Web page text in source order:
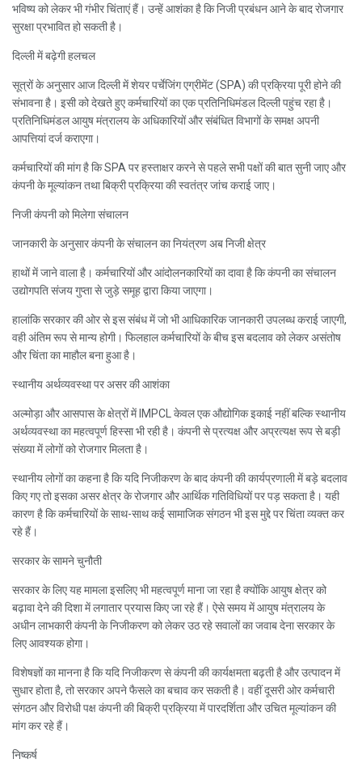
भविष्य को लेकर भी गंभीर चिंताएं हैं। उन्हें आशंका है कि निजी प्रबंधन आने के बाद रोजगार
सुरक्षा प्रभावित हो सकती है।
दिल्ली में बढ़ेगी हलचल
सूत्रों के अनुसार आज दिल्ली में शेयर पर्चेजिंग एग्रीमेंट (SPA) की प्रक्रिया पूरी होने की
संभावना है। इसी को देखते हुए कर्मचारियों का एक प्रतिनिधिमंडल दिल्ली पहुंच रहा है।
प्रतिनिधिमंडल आयुष मंत्रालय के अधिकारियों और संबंधित विभागों के समक्ष अपनी
आपत्तियां दर्ज कराएगा।
कर्मचारियों की मांग है कि SPA पर हस्ताक्षर करने से पहले सभी पक्षों की बात सुनी जाए और
कंपनी के मूल्यांकन तथा बिक्री प्रक्रिया की स्वतंत्र जांच कराई जाए।
निजी कंपनी को मिलेगा संचालन
जानकारी के अनुसार कंपनी के संचालन का नियंत्रण अब निजी क्षेत्र
हाथों में जाने वाला है। कर्मचारियों और आंदोलनकारियों का दावा है कि कंपनी का संचालन
उद्योगपति संजय गुप्ता से जुड़े समूह द्वारा किया जाएगा।
हालांकि सरकार की ओर से इस संबंध में जो भी आधिकारिक जानकारी उपलब्ध कराई जाएगी,
वही अंतिम रूप से मान्य होगी। फिलहाल कर्मचारियों के बीच इस बदलाव को लेकर असंतोष
और चिंता का माहौल बना हुआ है।
स्थानीय अर्थव्यवस्था पर असर की आशंका
अल्मोड़ा और आसपास के क्षेत्रों में IMPCL केवल एक औद्योगिक इकाई नहीं बल्कि स्थानीय
अर्थव्यवस्था का महत्वपूर्ण हिस्सा भी रही है। कंपनी से प्रत्यक्ष और अप्रत्यक्ष रूप से बड़ी
संख्या में लोगों को रोजगार मिलता है।
स्थानीय लोगों का कहना है कि यदि निजीकरण के बाद कंपनी की कार्यप्रणाली में बड़े बदलाव
किए गए तो इसका असर क्षेत्र के रोजगार और आर्थिक गतिविधियों पर पड़ सकता है। यही
कारण है कि कर्मचारियों के साथ-साथ कई सामाजिक संगठन भी इस मुद्दे पर चिंता व्यक्त कर
रहे हैं।
सरकार के सामने चुनौती
सरकार के लिए यह मामला इसलिए भी महत्वपूर्ण माना जा रहा है क्योंकि आयुष क्षेत्र को
बढ़ावा देने की दिशा में लगातार प्रयास किए जा रहे हैं। ऐसे समय में आयुष मंत्रालय के
अधीन लाभकारी कंपनी के निजीकरण को लेकर उठ रहे सवालों का जवाब देना सरकार के
लिए आवश्यक होगा।
विशेषज्ञों का मानना है कि यदि निजीकरण से कंपनी की कार्यक्षमता बढ़ती है और उत्पादन में
सुधार होता है, तो सरकार अपने फैसले का बचाव कर सकती है। वहीं दूसरी ओर कर्मचारी
संगठन और विरोधी पक्ष कंपनी की बिक्री प्रक्रिया में पारदर्शिता और उचित मूल्यांकन की
मांग कर रहे हैं।
निष्कर्ष